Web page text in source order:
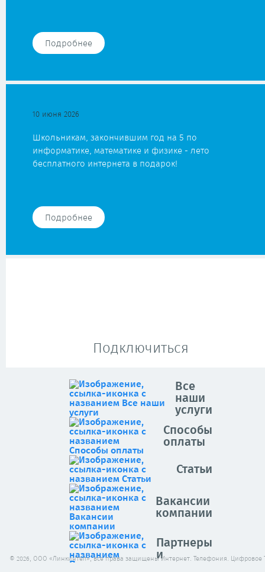
Подробнее
10 июня 2026
Школьникам, закончившим год на 5 по
информатике, математике и физике - лето
бесплатного интернета в подарок!
Подробнее
Подключиться
Все
наши
услуги
Способы
оплаты
Статьи
Вакансии
компании
Партнеры
и
© 2026, ООО «Линкинтел», все права защищены Интернет. Телефония. Цифровое